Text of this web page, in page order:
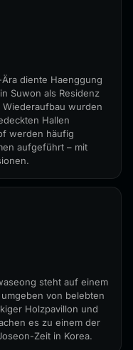
diente Haenggung
Suwon als Residenz
wurden
Hallen
werden häufig
aufgeführt – mit
steht auf einem
von belebten
Holzpavillon und
es zu einem der
Zeit in Korea.